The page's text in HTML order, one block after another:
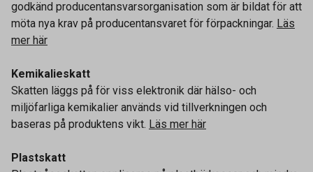
godkänd producentansvarsorganisation som är bildat för att
möta nya krav på producentansvaret för förpackningar. Läs
mer här
Kemikalieskatt
Skatten läggs på för viss elektronik där hälso- och
miljöfarliga kemikalier används vid tillverkningen och
baseras på produktens vikt. Läs mer här
Plastskatt